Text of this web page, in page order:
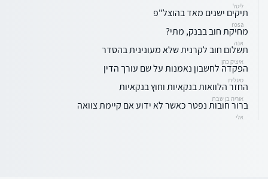
ליטל
תיקים ישנים מאד בהוצל"פ
rosa
מחיקת חוב בבנק, מתי?
אנה
תשלום חוב לקרנית שלא מעונינית בהסדר
איציק כהן
הפקדה לחשבון נאמנות על שם עורך הדין
סיגלית
החזר הלוואות בנקאיות וחוץ בנקאיות
אוריה בן שבת
ברור חובות נפטר כאשר לא ידוע אם קיימת צוואה
אלי